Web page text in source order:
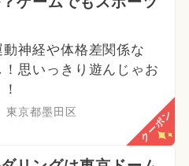
動神経や体格差関係な
！思いっきり遊んじゃお
東京都墨田区 クーポン